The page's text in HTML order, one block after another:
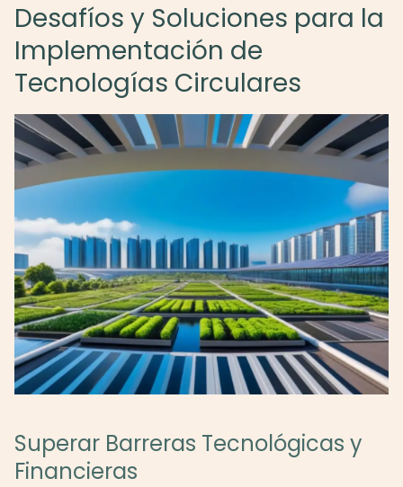
Desafíos y Soluciones para la
Implementación de
Tecnologías Circulares
Superar Barreras Tecnológicas y
Financieras